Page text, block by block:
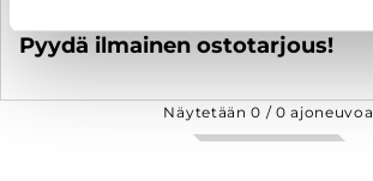
Pyydä ilmainen ostotarjous!
Näytetään0 /0 ajoneuvoa